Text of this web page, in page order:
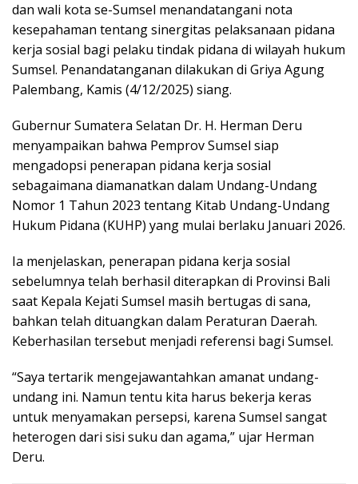
dan wali kota se-Sumsel menandatangani nota
kesepahaman tentang sinergitas pelaksanaan pidana
kerja sosial bagi pelaku tindak pidana di wilayah hukum
Sumsel. Penandatanganan dilakukan di Griya Agung
Palembang, Kamis (4/12/2025) siang.
Gubernur Sumatera Selatan Dr. H. Herman Deru
menyampaikan bahwa Pemprov Sumsel siap
mengadopsi penerapan pidana kerja sosial
sebagaimana diamanatkan dalam Undang-Undang
Nomor 1 Tahun 2023 tentang Kitab Undang-Undang
Hukum Pidana (KUHP) yang mulai berlaku Januari 2026.
Ia menjelaskan, penerapan pidana kerja sosial
sebelumnya telah berhasil diterapkan di Provinsi Bali
saat Kepala Kejati Sumsel masih bertugas di sana,
bahkan telah dituangkan dalam Peraturan Daerah.
Keberhasilan tersebut menjadi referensi bagi Sumsel.
“Saya tertarik mengejawantahkan amanat undang-
undang ini. Namun tentu kita harus bekerja keras
untuk menyamakan persepsi, karena Sumsel sangat
heterogen dari sisi suku dan agama,” ujar Herman
Deru.